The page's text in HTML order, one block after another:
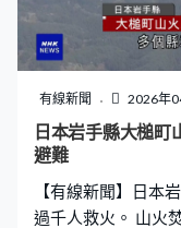
翻新工程，不滿翻
部今年初向鮑威爾
計劃作偽證，威脅
傳票不具正當性為
普早前已提名由前
員、銀行委員會成
束調查是為確認沃
有線新聞 2026年
日本岩手縣大槌
避難
【有線新聞】日本
過千人救火。 山火